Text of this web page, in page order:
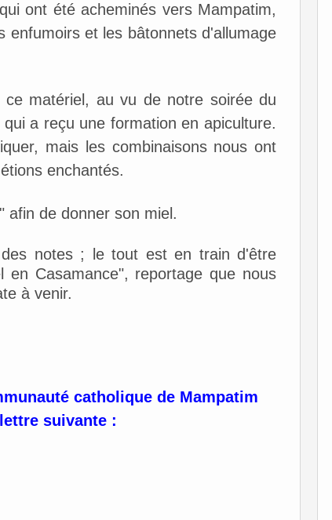
ont été acheminés vers Mampatim,
enfumoirs et les bâtonnets d'allumage
matériel, au vu de notre soirée du
a reçu une formation en apiculture.
mais les combinaisons nous ont
enchantés.
afin de donner son miel.
notes ; le tout est en train d'être
Casamance", reportage que nous
à venir.
catholique de Mampatim
suivante :